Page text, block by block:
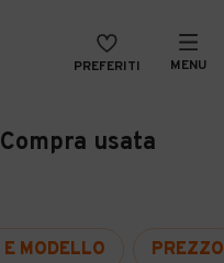
PREFERITI MENU
usata
MODELLO PREZZO